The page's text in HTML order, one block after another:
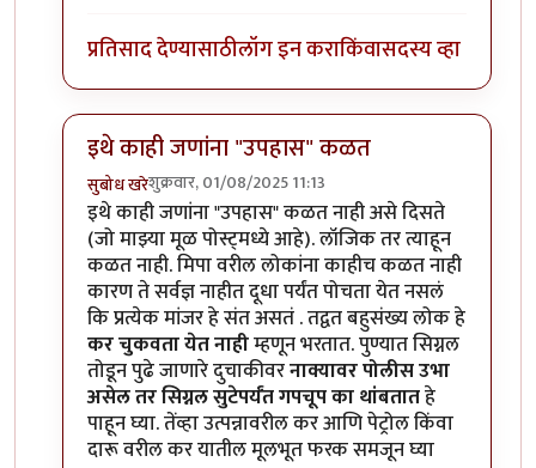
प्रतिसाद देण्यासाठीलॉग इन कराकिंवासदस्य व्हा
इथे काही जणांना "उपहास" कळत
सुबोध खरेशुक्रवार, 01/08/2025 11:13
In reply toश्री० राजेंद्र मेहेंदळेbyयुयुत्सु
इथे काही जणांना "उपहास" कळत नाही असे दिसते
(जो माझ्या मूळ पोस्ट्मध्ये आहे). लॉजिक तर त्याहून
कळत नाही. मिपा वरील लोकांना काहीच कळत नाही
कारण ते सर्वज्ञ नाहीत दूधा पर्यंत पोचता येत नसलं
कि प्रत्येक मांजर हे संत असतं . तद्वत बहुसंख्य लोक हे
कर चुकवता येत नाहीम्हणून भरतात. पुण्यात सिग्नल
तोडून पुढे जाणारे दुचाकीवरनाक्यावर पोलीस उभा
असेल तर सिग्नल सुटेपर्यंत गपचूप का थांबतातहे
पाहून घ्या. तेंव्हा उत्पन्नावरील कर आणि पेट्रोल किंवा
दारू वरील कर यातील मूलभूत फरक समजून घ्या